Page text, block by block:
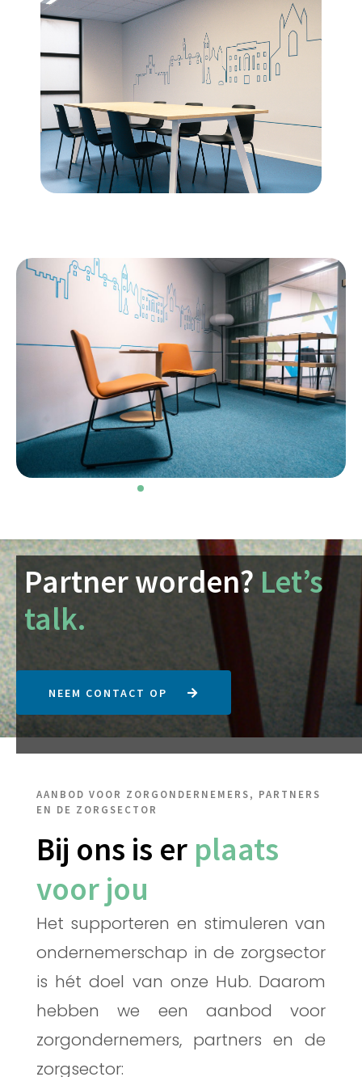
Partner worden? Let’s
talk.
NEEM CONTACT OP
AANBOD VOOR ZORGONDERNEMERS, PARTNERS
EN DE ZORGSECTOR
Bij ons is er plaats
voor jou
Het supporteren en stimuleren van
ondernemerschap in de zorgsector
is hét doel van onze Hub. Daarom
hebben we een aanbod voor
zorgondernemers, partners en de
zorgsector: